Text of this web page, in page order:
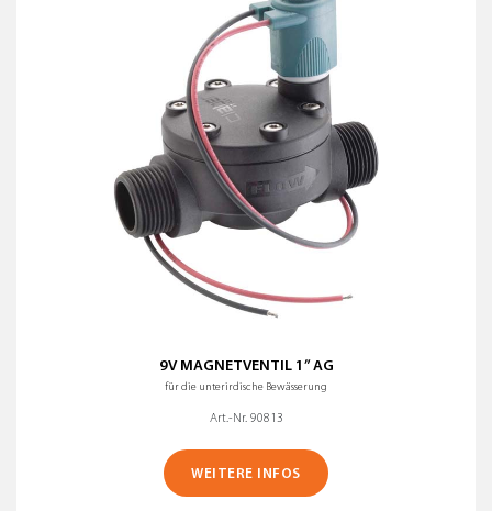
9V MAGNETVENTIL 1” AG
für die unterirdische Bewässerung
Art.-Nr. 90813
WEITERE INFOS